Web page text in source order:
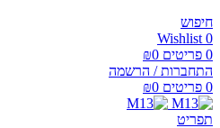
חיפוש
0
Wishlist
0 פריטים ₪0
התחברות / הרשמה
0 פריטים ₪0
תפריט